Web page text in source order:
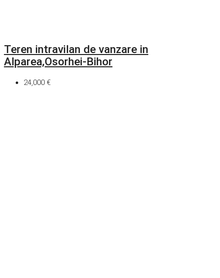
Teren intravilan de vanzare in
Alparea,Osorhei-Bihor
24,000 €